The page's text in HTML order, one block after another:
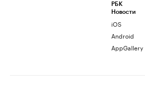
РБК
Новости
iOS
Android
AppGallery